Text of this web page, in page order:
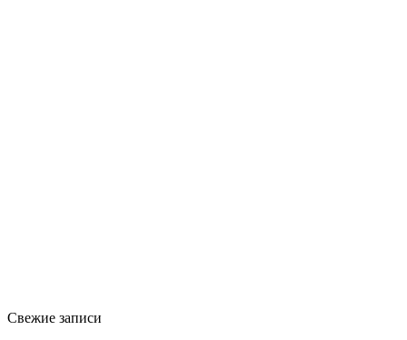
Свежие записи